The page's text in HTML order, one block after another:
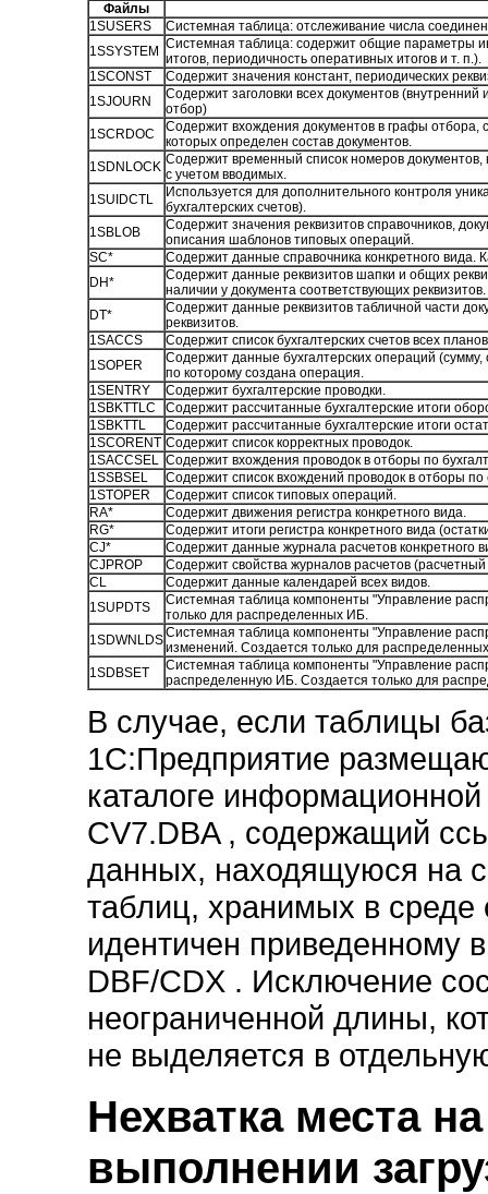
Файлы
1SUSERS
Системная таблица: отслеживание числа
1SSYSTEM Системная таблица: содержит общие параметры
итогов, периодичность оперативных итогов и т. п.).
1SCONST
Содержит значения констант, периодических
1SJOURN
Содержит заголовки всех документов
отбор)
1SCRDOC
Содержит вхождения документов в графы отбора,
которых определен состав документов.
1SDNLOCK Содержит временный список номеров
с учетом вводимых.
1SUIDCTL
Используется для дополнительного контроля
бухгалтерских счетов).
1SBLOB
Содержит значения реквизитов справочников,
описания шаблонов типовых операций.
SC*
Содержит данные справочника конкретного
DH*
Содержит данные реквизитов шапки и общих
наличии у документа соответствующих реквизитов.
DT*
Содержит данные реквизитов табличной части
реквизитов.
1SACCS
Содержит список бухгалтерских счетов всех
1SOPER
Содержит данные бухгалтерских операций
по которому создана операция.
1SENTRY
Содержит бухгалтерские проводки.
1SBKTTLC
Содержит рассчитанные бухгалтерские итоги
1SBKTTL
Содержит рассчитанные бухгалтерские итоги
1SCORENT Содержит список корректных проводок.
1SACCSEL Содержит вхождения проводок в отборы по
1SSBSEL
Содержит список вхождений проводок в отборы по
1STOPER
Содержит список типовых операций.
RA*
Содержит движения регистра конкретного вида.
RG*
Содержит итоги регистра конкретного вида
CJ*
Содержит данные журнала расчетов конкретного
CJPROP
Содержит свойства журналов расчетов
CL
Содержит данные календарей всех видов.
1SUPDTS
Системная таблица компоненты "Управление
только для распределенных ИБ.
1SDWNLDSСистемная таблица компоненты "Управление
изменений. Создается только для
1SDBSET
Системная таблица компоненты "Управление
распределенную ИБ. Создается только для
В случае, если таблицы
1С:Предприятие
каталоге
CV7.DBA , содержащий
данных, находящуюся на
таблиц, хранимых в среде
идентичен приведенному
DBF/CDX . Исключение
неограниченной длины,
не выделяется в
Нехватка места
выполнении